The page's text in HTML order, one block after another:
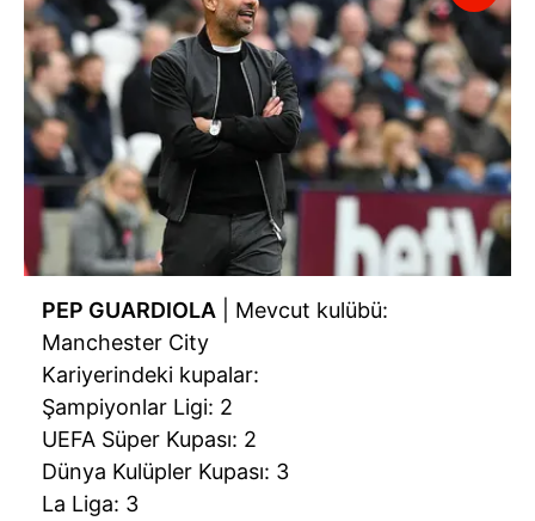
PEP GUARDIOLA | Mevcut kulübü:
Manchester City
Kariyerindeki kupalar:
Şampiyonlar Ligi: 2
UEFA Süper Kupası: 2
Dünya Kulüpler Kupası: 3
La Liga: 3